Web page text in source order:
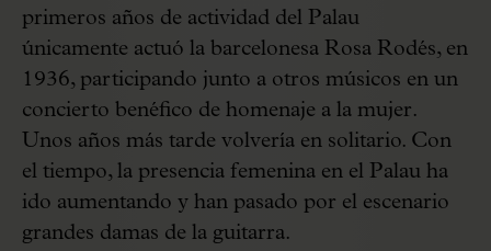
primeros años de actividad del Palau
únicamente actuó la barcelonesa Rosa Rodés, en
1936, participando junto a otros músicos en un
concierto benéfico de homenaje a la mujer.
Unos años más tarde volvería en solitario. Con
el tiempo, la presencia femenina en el Palau ha
ido aumentando y han pasado por el escenario
grandes damas de la guitarra.